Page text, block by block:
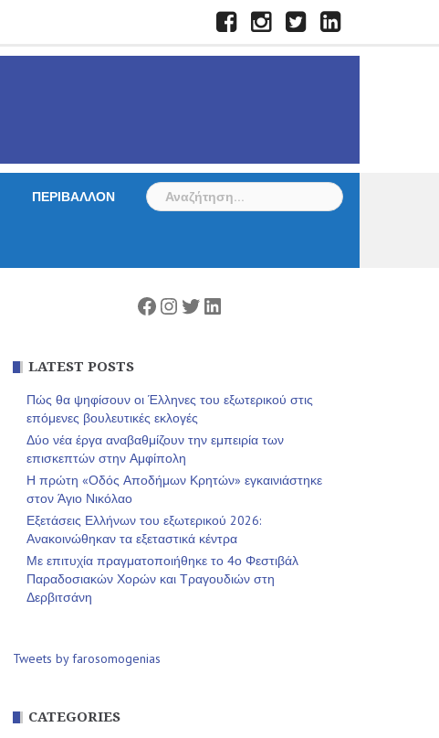
FacebookInstagramTwitterLinkedIn
ΠΕΡΙΒΑΛΛΟΝ
Αναζήτηση
για:
Facebook
Instagram
Twitter
Linkedin
LATEST POSTS
Πώς θα ψηφίσουν οι Έλληνες του εξωτερικού στις
επόμενες βουλευτικές εκλογές
Δύο νέα έργα αναβαθμίζουν την εμπειρία των
επισκεπτών στην Αμφίπολη
Η πρώτη «Οδός Αποδήμων Κρητών» εγκαινιάστηκε
στον Άγιο Νικόλαο
Εξετάσεις Ελλήνων του εξωτερικού 2026:
Ανακοινώθηκαν τα εξεταστικά κέντρα
Με επιτυχία πραγματοποιήθηκε το 4ο Φεστιβάλ
Παραδοσιακών Χορών και Τραγουδιών στη
Δερβιτσάνη
Tweets by farosomogenias
CATEGORIES